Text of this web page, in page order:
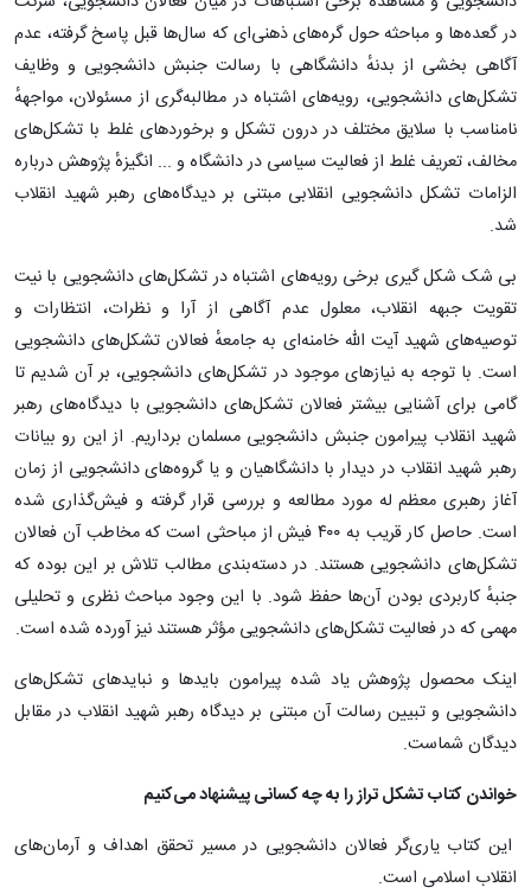
در گعده‌ها و مباحثه حول گره‌های ذهنی‌ای که سال‌ها قبل پاسخ گرفته، عدم
آگاهی بخشی از بدنهٔ دانشگاهی با رسالت جنبش دانشجویی و وظایف
تشکل‌های دانشجویی، رویه‌های اشتباه در مطالبه‌گری از مسئولان، مواجههٔ
نامناسب با سلایق مختلف در درون تشکل و برخوردهای غلط با تشکل‌های
مخالف، تعریف غلط از فعالیت سیاسی در دانشگاه و ... انگیزهٔ پژوهش درباره
الزامات تشکل دانشجویی انقلابی مبتنی بر دیدگاه‌های رهبر شهید انقلاب
شد.
بی شک شکل گیری برخی رویه‌های اشتباه در تشکل‌های دانشجویی با نیت
تقویت جبهه انقلاب، معلول عدم آگاهی از آرا و نظرات، انتظارات و
توصیه‌های شهید آیت الله خامنه‌ای به جامعهٔ فعالان تشکل‌های دانشجویی
است. با توجه به نیازهای موجود در تشکل‌های دانشجویی، بر آن شدیم تا
گامی برای آشنایی بیشتر فعالان تشکل‌های دانشجویی با دیدگاه‌های رهبر
شهید انقلاب پیرامون جنبش دانشجویی مسلمان برداریم. از این رو بیانات
رهبر شهید انقلاب در دیدار با دانشگاهیان و یا گروه‌های دانشجویی از زمان
آغاز رهبری معظم له مورد مطالعه و بررسی قرار گرفته و فیش‌گذاری شده
است. حاصل کار قریب به ۴۰۰ فیش از مباحثی است که مخاطب آن فعالان
تشکل‌های دانشجویی هستند. در دسته‌بندی مطالب تلاش بر این بوده که
جنبهٔ کاربردی بودن آن‌ها حفظ شود. با این وجود مباحث نظری و تحلیلی
مهمی که در فعالیت تشکل‌های دانشجویی مؤثر هستند نیز آورده شده است.
اینک محصول پژوهش یاد شده پیرامون بایدها و نبایدهای تشکل‌های
دانشجویی و تبیین رسالت آن مبتنی بر دیدگاه رهبر شهید انقلاب در مقابل
دیدگان شماست.
خواندن کتاب تشکل تراز را به چه کسانی پیشنهاد می‌کنیم
این کتاب یاری‌گر فعالان دانشجویی در مسیر تحقق اهداف و آرمان‌های
انقلاب اسلامی است.